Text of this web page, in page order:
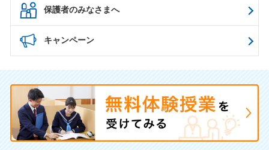
保護者のみなさまへ
キャンペーン